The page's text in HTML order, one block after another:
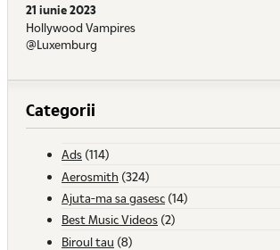
21 iunie 2023
Hollywood Vampires
@Luxemburg
Categorii
Ads (114)
Aerosmith (324)
Ajuta-ma sa gasesc (14)
Best Music Videos (2)
Biroul tau (8)